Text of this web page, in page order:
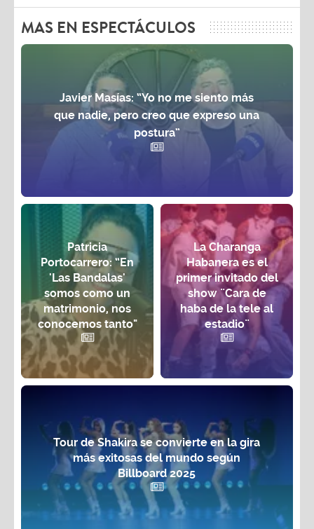
MAS EN ESPECTÁCULOS
Javier Masías: “Yo no me siento más
que nadie, pero creo que expreso una
postura”
Patricia
Portocarrero: “En
'Las Bandalas'
somos como un
matrimonio, nos
conocemos tanto"
La Charanga
Habanera es el
primer invitado del
show ¨Cara de
haba de la tele al
estadio¨
Tour de Shakira se convierte en la gira
más exitosas del mundo según
Billboard 2025